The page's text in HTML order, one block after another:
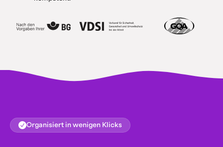
Organisiert in wenigen Klicks